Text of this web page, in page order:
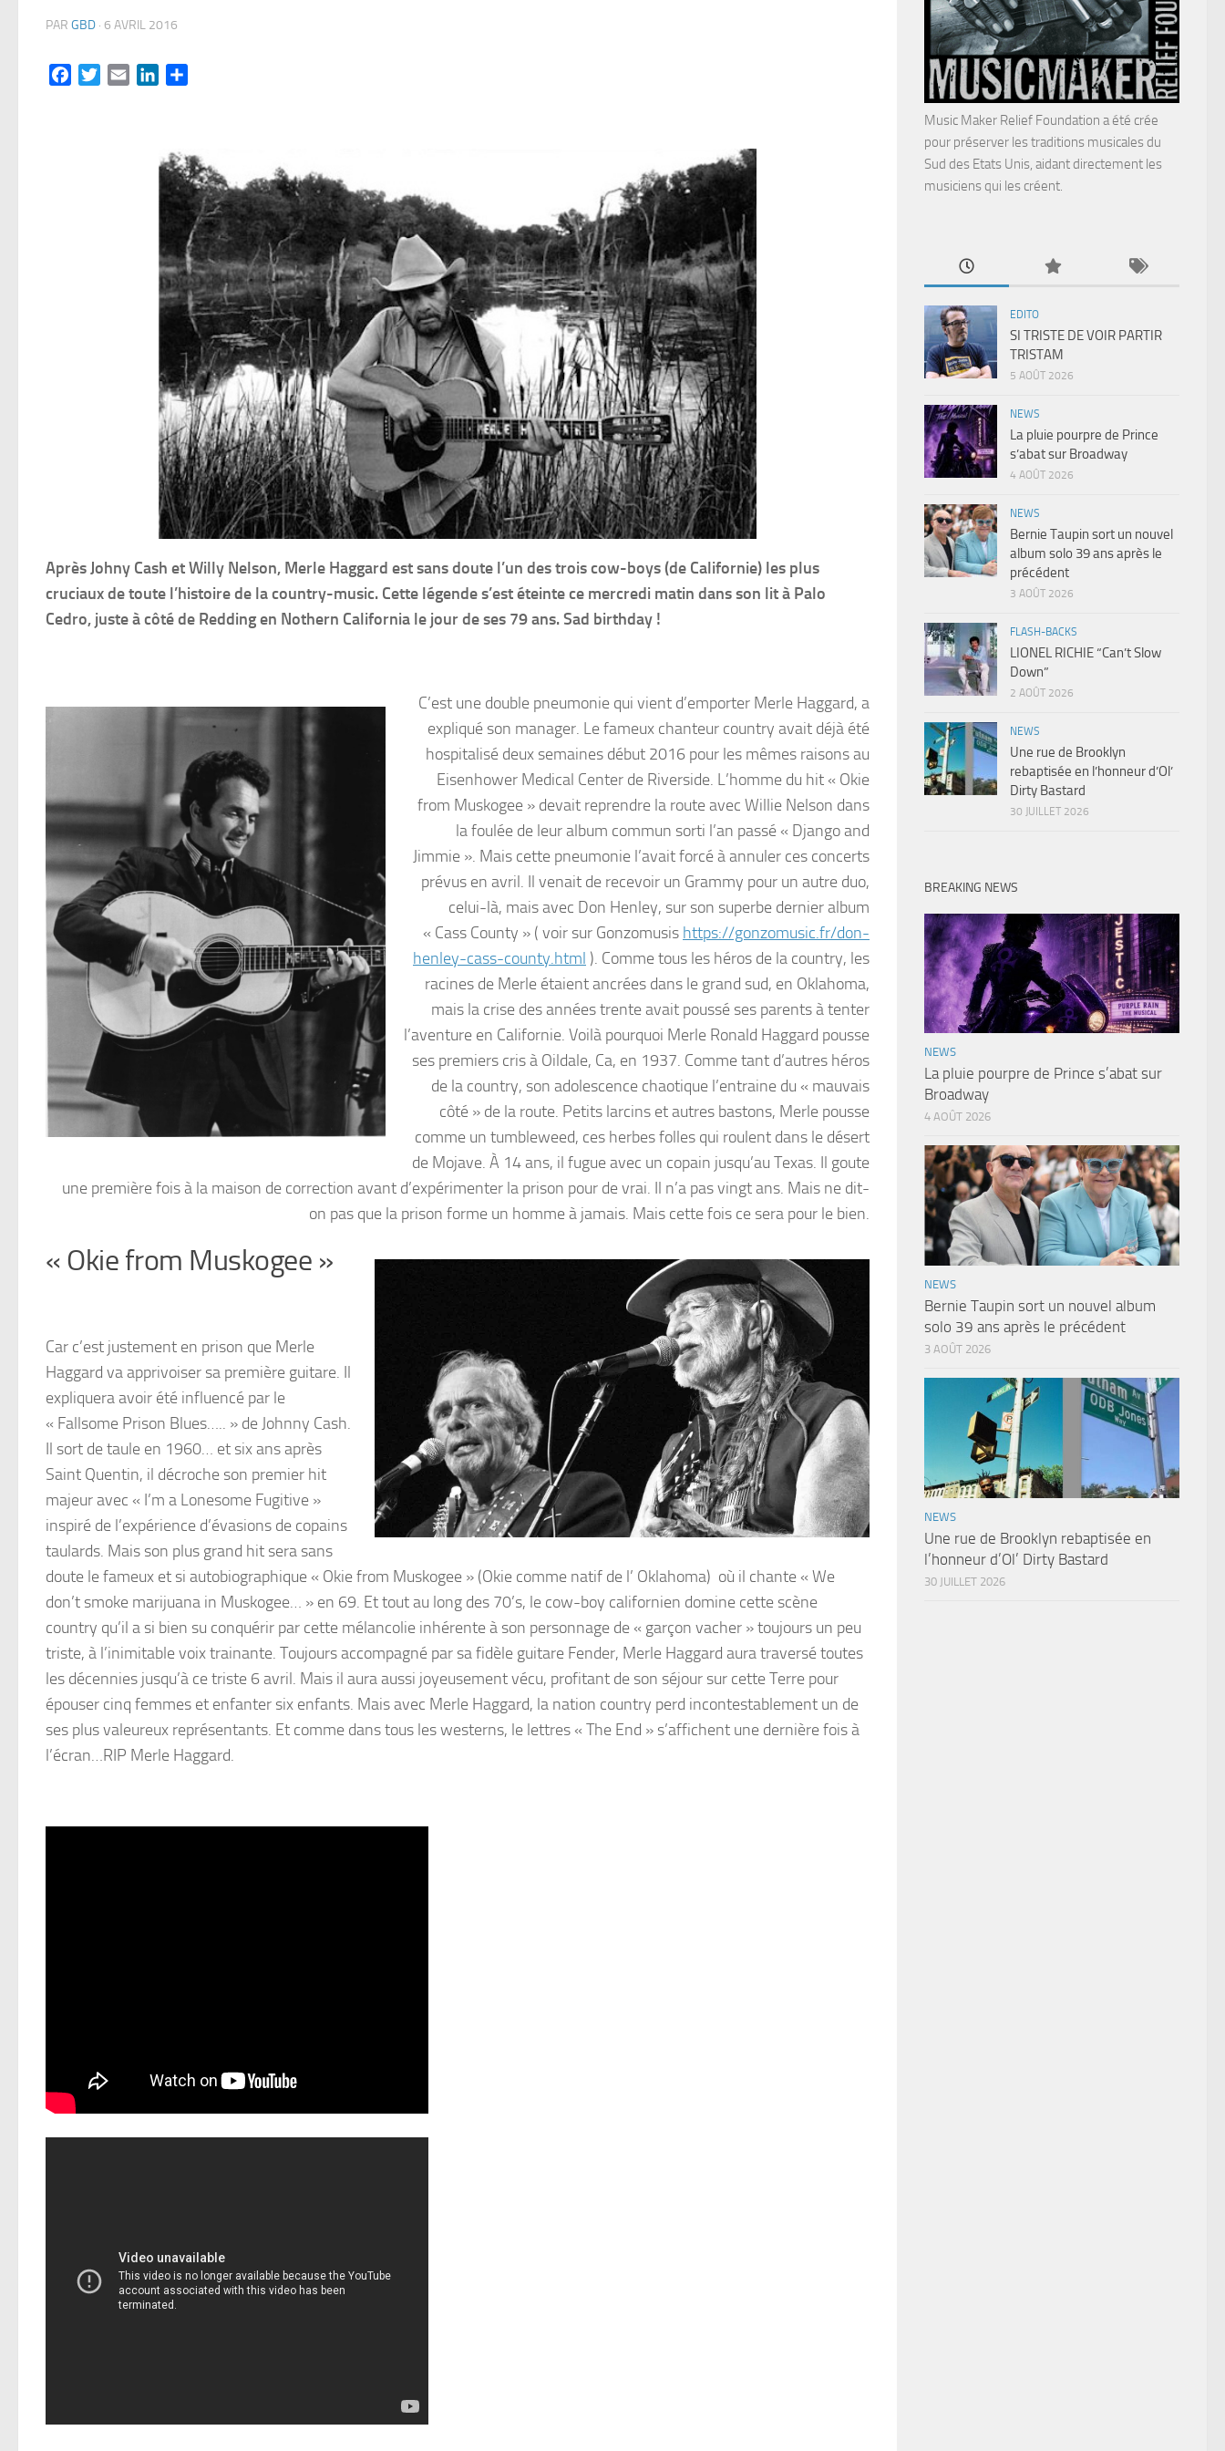
PAR GBD · 6 AVRIL 2016
FacebookTwitterEmail LinkedIn
Après Johny Cash et Willy Nelson, Merle Haggard est sans doute l’un des trois cow-boys (de Californie) les plus
cruciaux de toute l’histoire de la country-music. Cette légende s’est éteinte ce mercredi matin dans son lit à Palo
Cedro, juste à côté de Redding en Nothern California le jour de ses 79 ans. Sad birthday !
C’est une double pneumonie qui vient d’emporter Merle Haggard, a
expliqué son manager. Le fameux chanteur country avait déjà été
hospitalisé deux semaines début 2016 pour les mêmes raisons au
Eisenhower Medical Center de Riverside. L’homme du hit « Okie
from Muskogee » devait reprendre la route avec Willie Nelson dans
la foulée de leur album commun sorti l’an passé « Django and
Jimmie ». Mais cette pneumonie l’avait forcé à annuler ces concerts
prévus en avril. Il venait de recevoir un Grammy pour un autre duo,
celui-là, mais avec Don Henley, sur son superbe dernier album
« Cass County » ( voir sur Gonzomusis https://gonzomusic.fr/don-
henley-cass-county.html ). Comme tous les héros de la country, les
racines de Merle étaient ancrées dans le grand sud, en Oklahoma,
mais la crise des années trente avait poussé ses parents à tenter
l’aventure en Californie. Voilà pourquoi Merle Ronald Haggard pousse
ses premiers cris à Oildale, Ca, en 1937. Comme tant d’autres héros
de la country, son adolescence chaotique l’entraine du « mauvais
côté » de la route. Petits larcins et autres bastons, Merle pousse
comme un tumbleweed, ces herbes folles qui roulent dans le désert
de Mojave. À 14 ans, il fugue avec un copain jusqu’au Texas. Il goute
une première fois à la maison de correction avant d’expérimenter la prison pour de vrai. Il n’a pas vingt ans. Mais ne dit-
on pas que la prison forme un homme à jamais. Mais cette fois ce sera pour le bien.
« Okie from Muskogee »
Car c’est justement en prison que Merle
Haggard va apprivoiser sa première guitare. Il
expliquera avoir été influencé par le
« Fallsome Prison Blues….. » de Johnny Cash.
Il sort de taule en 1960… et six ans après
Saint Quentin, il décroche son premier hit
majeur avec « I’m a Lonesome Fugitive »
inspiré de l’expérience d’évasions de copains
taulards. Mais son plus grand hit sera sans
doute le fameux et si autobiographique « Okie from Muskogee » (Okie comme natif de l’ Oklahoma) où il chante « We
don’t smoke marijuana in Muskogee… » en 69. Et tout au long des 70’s, le cow-boy californien domine cette scène
country qu’il a si bien su conquérir par cette mélancolie inhérente à son personnage de « garçon vacher » toujours un peu
triste, à l’inimitable voix trainante. Toujours accompagné par sa fidèle guitare Fender, Merle Haggard aura traversé toutes
les décennies jusqu’à ce triste 6 avril. Mais il aura aussi joyeusement vécu, profitant de son séjour sur cette Terre pour
épouser cinq femmes et enfanter six enfants. Mais avec Merle Haggard, la nation country perd incontestablement un de
ses plus valeureux représentants. Et comme dans tous les westerns, le lettres « The End » s’affichent une dernière fois à
l’écran…RIP Merle Haggard.
Music Maker Relief Foundation a été crée
pour préserver les traditions musicales du
Sud des Etats Unis, aidant directement les
musiciens qui les créent.
EDITO
SI TRISTE DE VOIR PARTIR
TRISTAM
5 AOÛT 2026
NEWS
La pluie pourpre de Prince
s’abat sur Broadway
4 AOÛT 2026
NEWS
Bernie Taupin sort un nouvel
album solo 39 ans après le
précédent
3 AOÛT 2026
FLASH-BACKS
LIONEL RICHIE “Can’t Slow
Down”
2 AOÛT 2026
NEWS
Une rue de Brooklyn
rebaptisée en l’honneur d’Ol’
Dirty Bastard
30 JUILLET 2026
BREAKING NEWS
NEWS
La pluie pourpre de Prince s’abat sur
Broadway
4 AOÛT 2026
NEWS
Bernie Taupin sort un nouvel album
solo 39 ans après le précédent
3 AOÛT 2026
NEWS
Une rue de Brooklyn rebaptisée en
l’honneur d’Ol’ Dirty Bastard
30 JUILLET 2026